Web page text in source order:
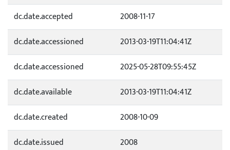
dc.date.accepted
2008-11-17
dc.date.accessioned
2013-03-19T11:04:41Z
dc.date.accessioned
2025-05-28T09:55:45Z
dc.date.available
2013-03-19T11:04:41Z
dc.date.created
2008-10-09
dc.date.issued
2008